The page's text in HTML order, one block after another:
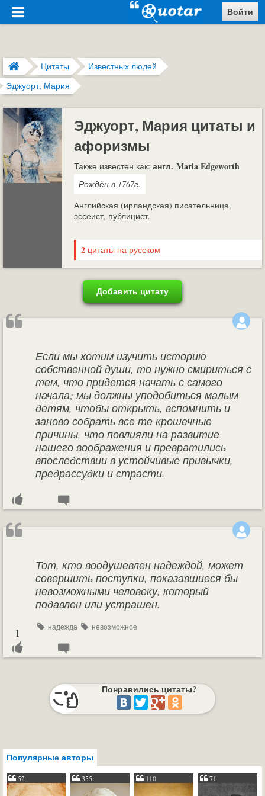
Войти
Цитаты
Известных людей
Эджуорт, Мария
Эджуорт, Мария цитаты и
афоризмы
Также известен как: англ. Maria Edgeworth
Рождён в 1767г.
Английская (ирландская) писательница,
эссеист, публицист.
2 цитаты на русском
Добавить цитату
Если мы хотим изучить историю
собственной души, то нужно смириться с
тем, что придется начать с самого
начала; мы должны уподобиться малым
детям, чтобы открыть, вспомнить и
заново собрать все те крошечные
причины, что повлияли на развитие
нашего воображения и превратились
впоследствии в устойчивые привычки,
предрассудки и страсти.
Тот, кто воодушевлен надеждой, может
совершить поступки, показавшиеся бы
невозможными человеку, который
подавлен или устрашен.
надежда невозможное
1
Понравились цитаты?
Популярные авторы
52 355 110 71